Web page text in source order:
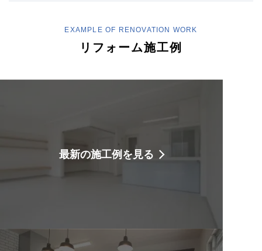
EXAMPLE OF RENOVATION WORK
リフォーム施工例
最新の施工例を見る